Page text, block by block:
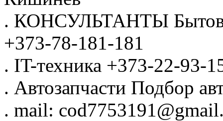
. КОНСУЛЬТАНТЫ
+373-78-181-181
. IT-техника +373-22-93-
. Автозапчасти Подбор
. mail: